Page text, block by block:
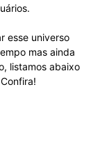
esse universo
mas ainda
listamos abaixo